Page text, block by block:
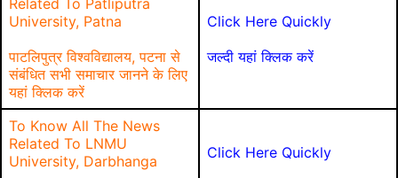
Related To Patliputra
University, Patna
पाटलिपुत्र विश्वविद्यालय, पटना से
संबंधित सभी समाचार जानने के लिए
यहां क्लिक करें
Click Here Quickly
जल्दी यहां क्लिक करें
To Know All The News
Related To LNMU
University, Darbhanga
Click Here Quickly